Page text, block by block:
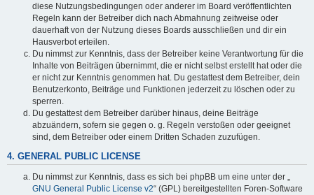
diese Nutzungsbedingungen oder anderer im Board veröffentlichten
Regeln kann der Betreiber dich nach Abmahnung zeitweise oder
dauerhaft von der Nutzung dieses Boards ausschließen und dir ein
Hausverbot erteilen.
Du nimmst zur Kenntnis, dass der Betreiber keine Verantwortung für die
Inhalte von Beiträgen übernimmt, die er nicht selbst erstellt hat oder die
er nicht zur Kenntnis genommen hat. Du gestattest dem Betreiber, dein
Benutzerkonto, Beiträge und Funktionen jederzeit zu löschen oder zu
sperren.
Du gestattest dem Betreiber darüber hinaus, deine Beiträge
abzuändern, sofern sie gegen o. g. Regeln verstoßen oder geeignet
sind, dem Betreiber oder einem Dritten Schaden zuzufügen.
4. GENERAL PUBLIC LICENSE
Du nimmst zur Kenntnis, dass es sich bei phpBB um eine unter der „
GNU General Public License v2“ (GPL) bereitgestellten Foren-Software